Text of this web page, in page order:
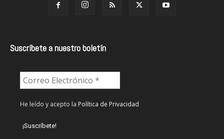
Suscríbete a nuestro boletín
He leído y acepto la Política de Privacidad